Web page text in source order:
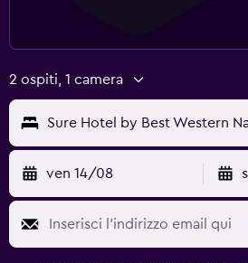
2 ospiti, 1 camera
Sure Hotel by Best Western
ven 14/08